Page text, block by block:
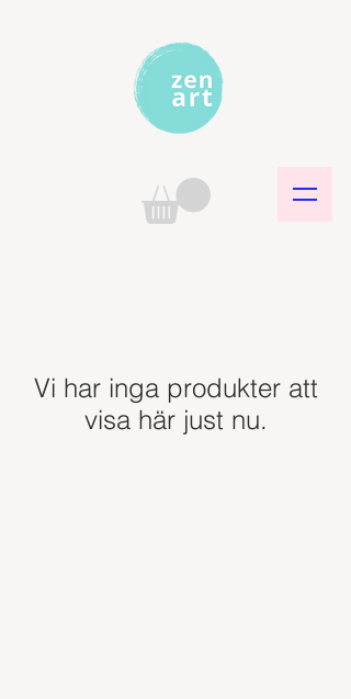
Vi har inga produkter att
visa här just nu.